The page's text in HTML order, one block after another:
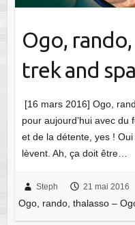
Ogo,
trek and spa
[16 mars 2016] Ogo,
pour aujourd’hui avec
et de la détente, yes !
lèvent. Ah, ça doit être…
Steph 21 mai 2016
Ogo, rando, thalasso –